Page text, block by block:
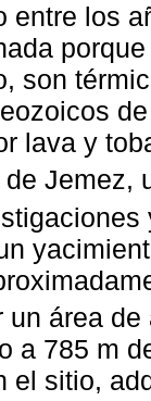
entre los
son
lava y
Jemez,
un área
a 785 m
el sitio,